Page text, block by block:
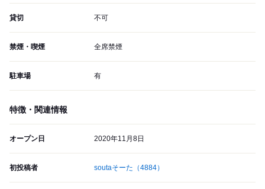
貸切 不可
禁煙・喫煙 全席禁煙
駐車場 有
特徴・関連情報
オープン日 2020年11月8日
初投稿者 soutaそーた （4884）